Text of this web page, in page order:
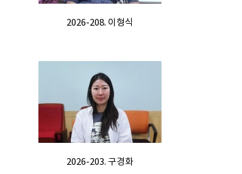
2026-208. 이형식
2026-203. 구경화